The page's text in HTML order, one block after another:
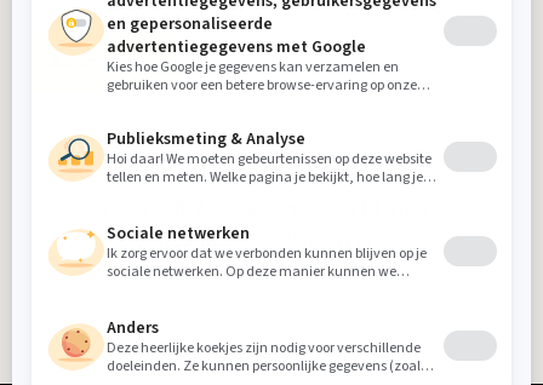
Aanmelden
klantbeoordelingen op
5-sterrenspecialist